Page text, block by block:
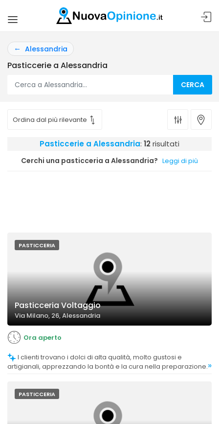
Alessandria
Pasticcerie a Alessandria
CERCA
Pasticcerie a Alessandria: 12risultati
Cerchi una pasticceria a Alessandria? Leggi di più
PASTICCERIA
Pasticceria Voltaggio
Via Milano, 26, Alessandria
Ora aperto
artigianali, apprezzando la bontà e la cura nella preparazione.»
PASTICCERIA